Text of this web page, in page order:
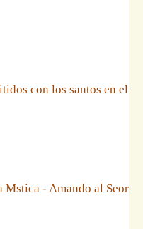
con los santos en el
Mstica - Amando al Seor